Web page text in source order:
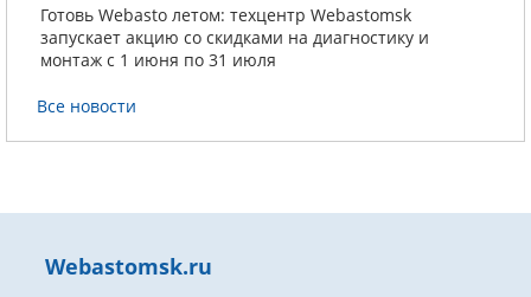
Готовь Webasto летом: техцентр Webastomsk
запускает акцию со скидками на диагностику и
монтаж с 1 июня по 31 июля
Все новости
Webastomsk.ru